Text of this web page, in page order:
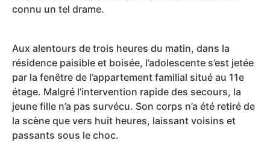
connu un tel drame.
Aux alentours de trois heures du matin, dans la
résidence paisible et boisée, l’adolescente s’est jetée
par la fenêtre de l’appartement familial situé au 11e
étage. Malgré l’intervention rapide des secours, la
jeune fille n’a pas survécu. Son corps n’a été retiré de
la scène que vers huit heures, laissant voisins et
passants sous le choc.